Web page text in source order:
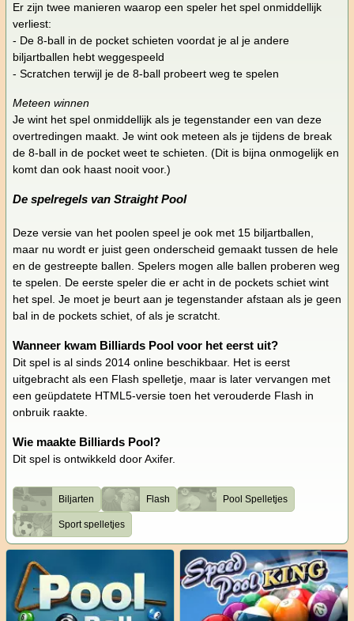
Er zijn twee manieren waarop een speler het spel onmiddellijk
verliest:
- De 8-ball in de pocket schieten voordat je al je andere
biljartballen hebt weggespeeld
- Scratchen terwijl je de 8-ball probeert weg te spelen
Meteen winnen
Je wint het spel onmiddellijk als je tegenstander een van deze
overtredingen maakt. Je wint ook meteen als je tijdens de break
de 8-ball in de pocket weet te schieten. (Dit is bijna onmogelijk en
komt dan ook haast nooit voor.)
De spelregels van Straight Pool
Deze versie van het poolen speel je ook met 15 biljartballen,
maar nu wordt er juist geen onderscheid gemaakt tussen de hele
en de gestreepte ballen. Spelers mogen alle ballen proberen weg
te spelen. De eerste speler die er acht in de pockets schiet wint
het spel. Je moet je beurt aan je tegenstander afstaan als je geen
bal in de pockets schiet, of als je scratcht.
Wanneer kwam Billiards Pool voor het eerst uit?
Dit spel is al sinds 2014 online beschikbaar. Het is eerst
uitgebracht als een Flash spelletje, maar is later vervangen met
een geüpdatete HTML5-versie toen het verouderde Flash in
onbruik raakte.
Wie maakte Billiards Pool?
Dit spel is ontwikkeld door Axifer.
Biljarten Flash Pool Spelletjes
Sport spelletjes